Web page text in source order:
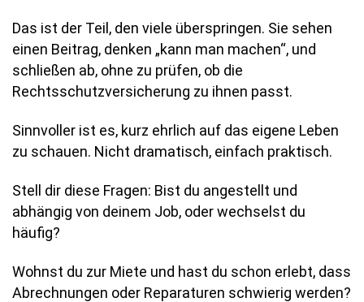
Das ist der Teil, den viele überspringen. Sie sehen
einen Beitrag, denken „kann man machen“, und
schließen ab, ohne zu prüfen, ob die
Rechtsschutzversicherung zu ihnen passt.
Sinnvoller ist es, kurz ehrlich auf das eigene Leben
zu schauen. Nicht dramatisch, einfach praktisch.
Stell dir diese Fragen: Bist du angestellt und
abhängig von deinem Job, oder wechselst du
häufig?
Wohnst du zur Miete und hast du schon erlebt, dass
Abrechnungen oder Reparaturen schwierig werden?